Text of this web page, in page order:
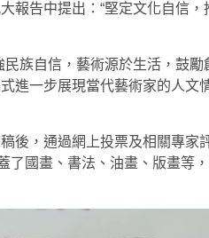
報告中提出：“堅定文化自信
民族自信，藝術源於生活，鼓
進一步展現當代藝術家的人文
後，通過網上投票及相關專家
了國畫、書法、油畫、版畫等